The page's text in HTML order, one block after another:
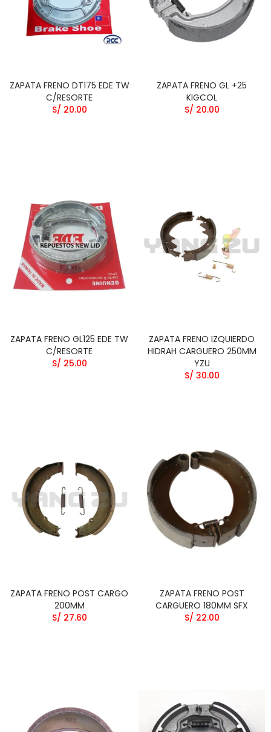
ZAPATA FRENO DT175 EDE TW
C/RESORTE
S/ 20.00
ZAPATA FRENO GL +25
KIGCOL
S/ 20.00
ZAPATA FRENO GL125 EDE TW
C/RESORTE
S/ 25.00
ZAPATA FRENO IZQUIERDO
HIDRAH CARGUERO 250MM
YZU
S/ 30.00
ZAPATA FRENO POST CARGO
200MM
S/ 27.60
ZAPATA FRENO POST
CARGUERO 180MM SFX
S/ 22.00